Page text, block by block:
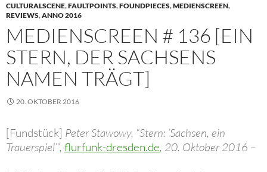
CULTURALSCENE,FAULTPOINTS,FOUNDPIECES,MEDIENSCREEN,
REVIEWS,ANNO 2016
MEDIENSCREEN # 136 [EIN
STERN, DER SACHSENS
NAMEN TRÄGT]
20. OKTOBER 2016
[Fundstück] Peter Stawowy, “Stern: ’Sachsen, ein
Trauerspiel’“, flurfunk-dresden.de, 20. Oktober 2016 –